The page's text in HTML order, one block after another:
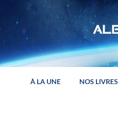
À LA UNE NOS LIVRES